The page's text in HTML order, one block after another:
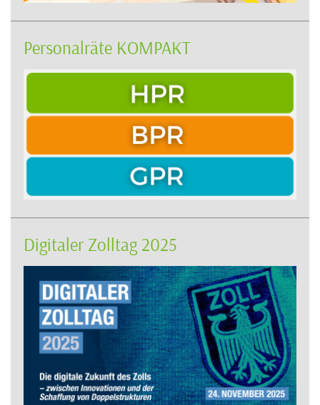
Personalräte KOMPAKT
Digitaler Zolltag 2025